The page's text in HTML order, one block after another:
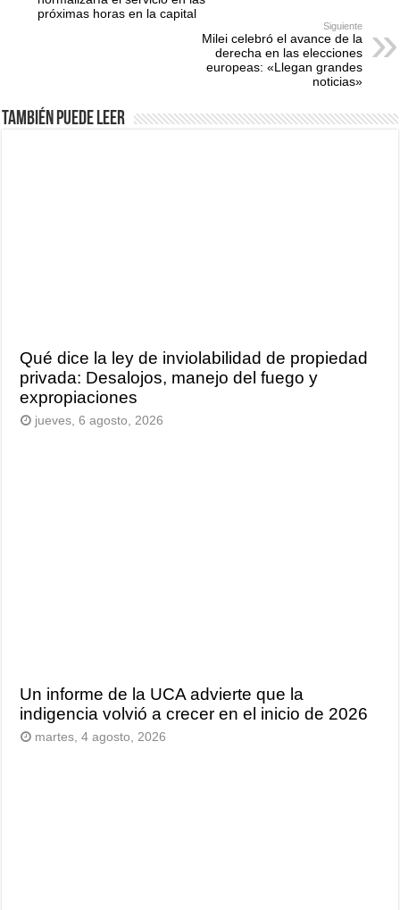
próximas horas en la capital
Siguiente
Milei celebró el avance de la
derecha en las elecciones
europeas: «Llegan grandes
noticias»
También puede leer
Qué dice la ley de inviolabilidad de propiedad
privada: Desalojos, manejo del fuego y
expropiaciones
jueves, 6 agosto, 2026
Un informe de la UCA advierte que la
indigencia volvió a crecer en el inicio de 2026
martes, 4 agosto, 2026